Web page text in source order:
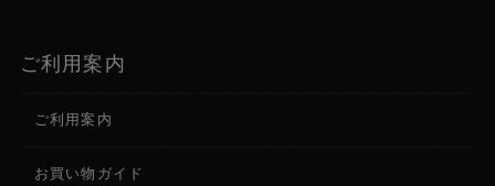
ご利用案内
ご利用案内
お買い物ガイド